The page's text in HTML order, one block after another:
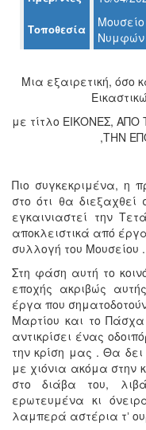
ΤΟΠΟΣ
ΔΗΜΟΣ
ΠΟΛΙΤΙΣΜΟΣ
Τοποθεσία
Νυμφών
Μια εξαιρετική, όσο
με τίτλο ΕΙΚΟΝΕΣ,
,ΤΗΝ
Πιο συγκεκριμένα, η
στο ότι θα
εγκαινιαστεί την
αποκλειστικά από
συλλογή του Μουσείου .
Στη φάση αυτή το
εποχής ακριβώς
έργα που
Μαρτίου και το
αντικρίσει ένας
την κρίση μας . Θα
με χιόνια ακόμα στην
στο διάβα του,
ερωτευμένα κι
λαμπερά αστέρια τʼ